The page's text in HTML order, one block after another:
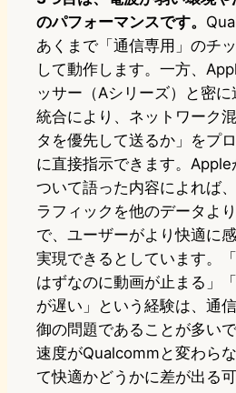
のパフォーマンスです。
あくまで「通信専用」のチ
して動作します。一方、
ッサー（Aシリーズ）と密
統合により、ネットワーク
タを優先して送るか」をプ
に直接指示できます。Apple
ついて語った内容によれば
ラフィックを他のデータよ
で、ユーザーがより快適に
実現できるとしています。
はずなのに動画が止まる」
が遅い」という経験は、通
御の問題であることが多い
速度がQualcommと変わら
て快適かどうかに差が出る